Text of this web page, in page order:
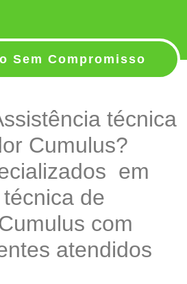
Sem Compromisso
técnica
Cumulus?
em
de
com
atendidos